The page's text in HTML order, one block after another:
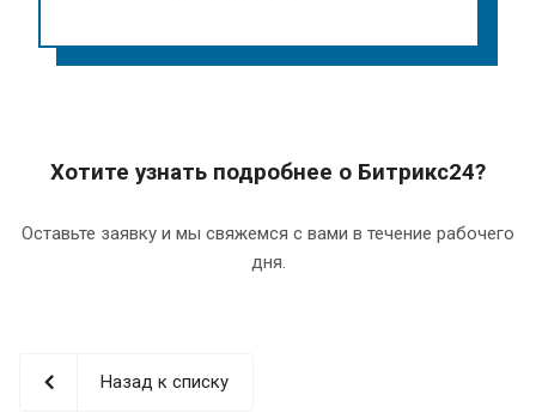
Хотите узнать подробнее о Битрикс24?
Оставьте заявку и мы свяжемся с вами в течение рабочего
дня.
Назад к списку